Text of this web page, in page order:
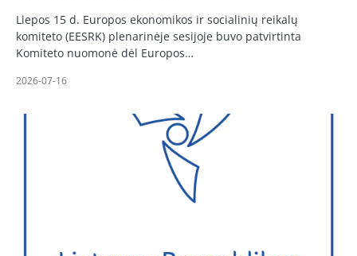
Liepos 15 d. Europos ekonomikos ir socialinių reikalų
komiteto (EESRK) plenarinėje sesijoje buvo patvirtinta
Komiteto nuomonė dėl Europos…
2026-07-16